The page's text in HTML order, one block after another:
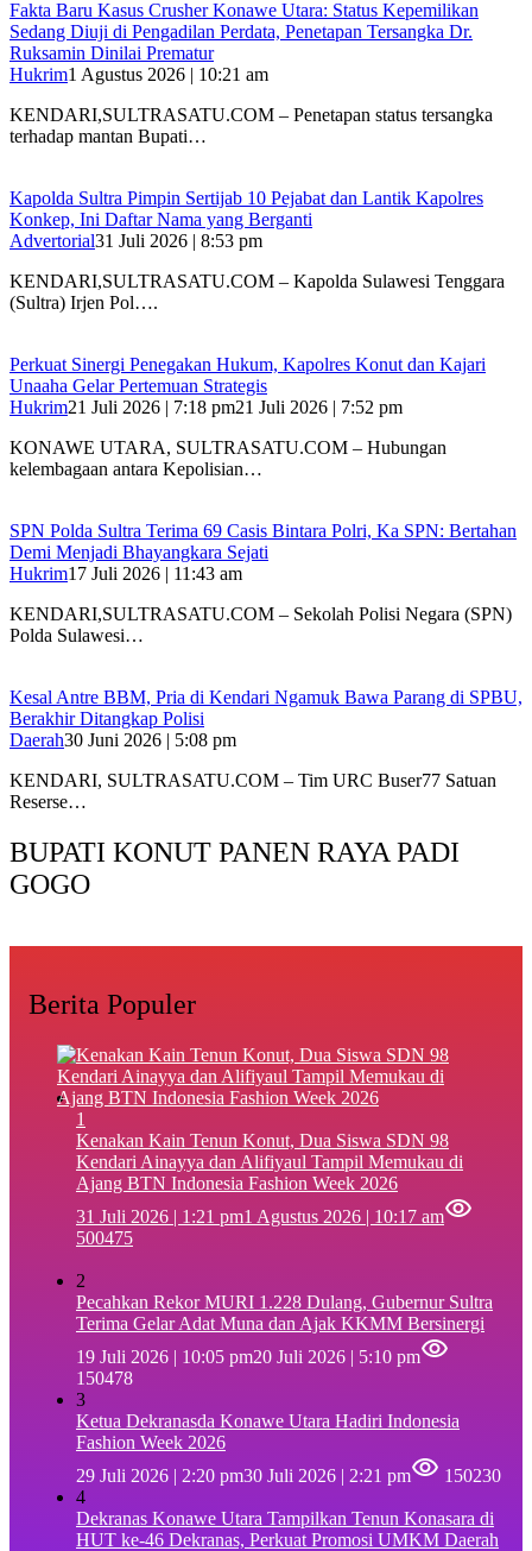
Fakta Baru Kasus Crusher Konawe Utara: Status Kepemilikan
Sedang Diuji di Pengadilan Perdata, Penetapan Tersangka Dr.
Ruksamin Dinilai Prematur
Hukrim1 Agustus 2026 | 10:21 am
KENDARI,SULTRASATU.COM – Penetapan status tersangka
terhadap mantan Bupati…
‎Kapolda Sultra Pimpin Sertijab 10 Pejabat dan Lantik Kapolres
Konkep, Ini Daftar Nama yang Berganti
Advertorial31 Juli 2026 | 8:53 pm
‎KENDARI,SULTRASATU.COM – Kapolda Sulawesi Tenggara
(Sultra) Irjen Pol….
‎Perkuat Sinergi Penegakan Hukum, Kapolres Konut dan Kajari
Unaaha Gelar Pertemuan Strategis
Hukrim21 Juli 2026 | 7:18 pm21 Juli 2026 | 7:52 pm
‎KONAWE UTARA, SULTRASATU.COM – Hubungan
kelembagaan antara Kepolisian…
SPN Polda Sultra Terima 69 Casis Bintara Polri, Ka SPN: Bertahan
Demi Menjadi Bhayangkara Sejati
Hukrim17 Juli 2026 | 11:43 am
KENDARI,SULTRASATU.COM – Sekolah Polisi Negara (SPN)
Polda Sulawesi…
Kesal Antre BBM, Pria di Kendari Ngamuk Bawa Parang di SPBU,
Berakhir Ditangkap Polisi
Daerah30 Juni 2026 | 5:08 pm
KENDARI, SULTRASATU.COM – Tim URC Buser77 Satuan
Reserse…
BUPATI KONUT PANEN RAYA PADI
GOGO
Berita Populer
1
‎Kenakan Kain Tenun Konut, Dua Siswa SDN 98
Kendari Ainayya dan Alifiyaul Tampil Memukau di
Ajang BTN Indonesia Fashion Week 2026
31 Juli 2026 | 1:21 pm1 Agustus 2026 | 10:17 am
500475
2
Pecahkan Rekor MURI 1.228 Dulang, Gubernur Sultra
Terima Gelar Adat Muna dan Ajak KKMM Bersinergi
19 Juli 2026 | 10:05 pm20 Juli 2026 | 5:10 pm
150478
3
Ketua Dekranasda Konawe Utara Hadiri Indonesia
Fashion Week 2026
29 Juli 2026 | 2:20 pm30 Juli 2026 | 2:21 pm
150230
4
Dekranas Konawe Utara Tampilkan Tenun Konasara di
HUT ke-46 Dekranas, Perkuat Promosi UMKM Daerah